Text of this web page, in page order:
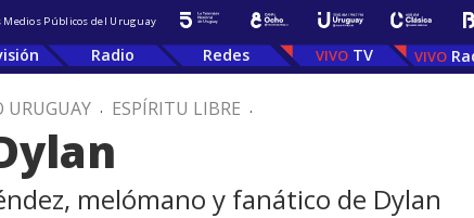
Medios Públicos del Uruguay
Radio Redes TV
URUGUAY . ESPÍRITU LIBRE .
melómano y fanático de Dylan